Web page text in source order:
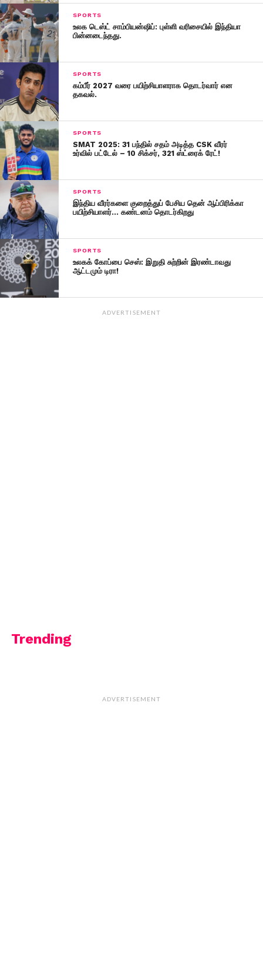
SPORTS
உலக டெஸ்ட் சாம்பியன்ஷிப்: புள்ளி வரிசையில் இந்தியா
பின்னடைந்தது.
SPORTS
கம்பீர் 2027 வரை பயிற்சியாளராக தொடர்வார் என
தகவல்.
SPORTS
SMAT 2025: 31 பந்தில் சதம் அடித்த CSK வீரர்
உர்வில் பட்டேல் – 10 சிக்சர், 321 ஸ்ட்ரைக் ரேட்!
SPORTS
இந்திய வீரர்களை குறைத்துப் பேசிய தென் ஆப்பிரிக்கா
பயிற்சியாளர்… கண்டனம் தொடர்கிறது
SPORTS
உலகக் கோப்பை செஸ்: இறுதி சுற்றின் இரண்டாவது
ஆட்டமும் டிரா!
ADVERTISEMENT
Trending
ADVERTISEMENT